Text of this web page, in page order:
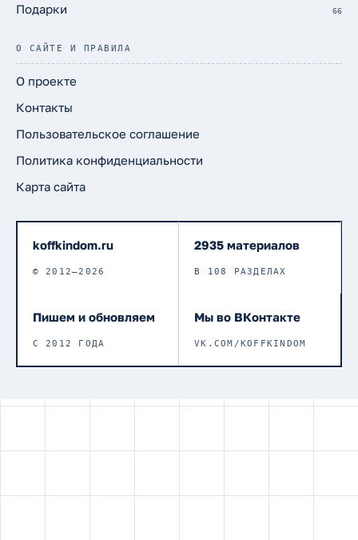
Подарки 66
О САЙТЕ И ПРАВИЛА
О проекте
Контакты
Пользовательское соглашение
Политика конфиденциальности
Карта сайта
koffkindom.ru
© 2012–2026
2935 материалов
В 108 РАЗДЕЛАХ
Пишем и обновляем
С 2012 ГОДА
Мы во ВКонтакте
VK.COM/KOFFKINDOM